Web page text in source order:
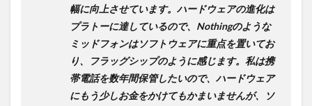
幅に向上させています。ハードウェアの進化は
プラトーに達しているので、Nothingのような
ミッドフォンはソフトウェアに重点を置いてお
り、フラッグシップのように感じます。私は携
帯電話を数年間保管したいので、ハードウェア
にもう少しお金をかけてもかまいませんが、ソ